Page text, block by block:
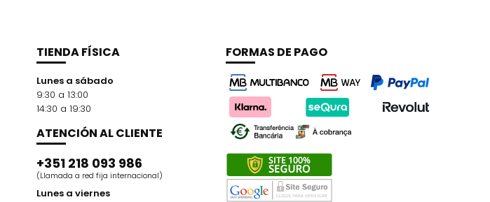
TIENDA FÍSICA
Lunes a sábado
9:30 a 13:00
14:30 a 19:30
ATENCIÓN AL CLIENTE
+351 218 093 986
(Llamada a red fija internacional)
Lunes a viernes
FORMAS DE PAGO